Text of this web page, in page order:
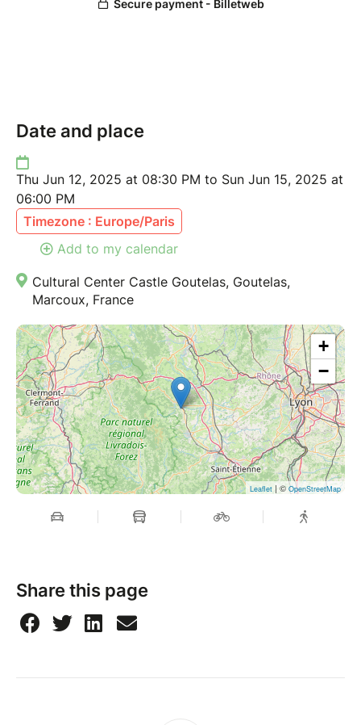
nous contacter si vous avez des besoins d'accueil
Date and place
Thu Jun 12, 2025 at 08:30 PM to Sun Jun 15, 2025 at
06:00 PM
Timezone : Europe/Paris
Add to my calendar
Cultural Center Castle Goutelas, Goutelas,
Marcoux, France
+
−
Leaflet | © OpenStreetMap
Share this page